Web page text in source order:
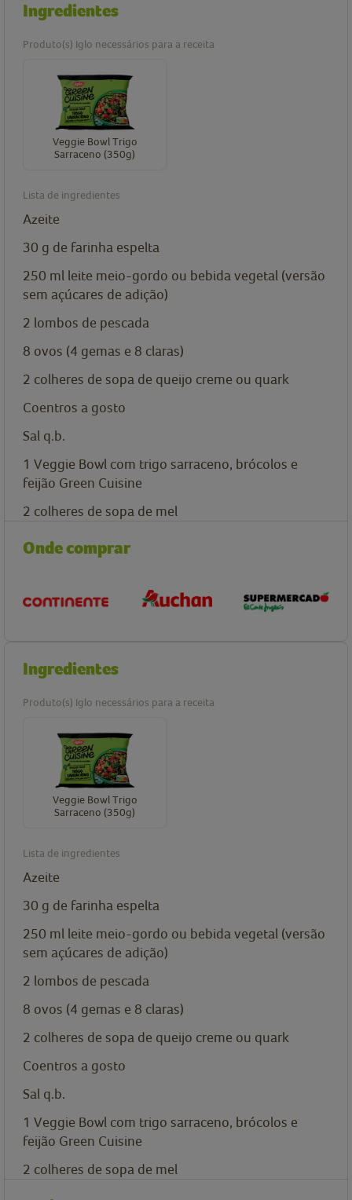
Ingredientes
Produto(s) Iglo necessários para a receita
Veggie Bowl Trigo
Sarraceno (350g)
Lista de ingredientes
Azeite
30 g de farinha espelta
250 ml leite meio-gordo ou bebida vegetal (versão
sem açúcares de adição)
2 lombos de pescada
8 ovos (4 gemas e 8 claras)
2 colheres de sopa de queijo creme ou quark
Coentros a gosto
Sal q.b.
1 Veggie Bowl com trigo sarraceno, brócolos e
feijão Green Cuisine
2 colheres de sopa de mel
Onde comprar
Ingredientes
Produto(s) Iglo necessários para a receita
Veggie Bowl Trigo
Sarraceno (350g)
Lista de ingredientes
Azeite
30 g de farinha espelta
250 ml leite meio-gordo ou bebida vegetal (versão
sem açúcares de adição)
2 lombos de pescada
8 ovos (4 gemas e 8 claras)
2 colheres de sopa de queijo creme ou quark
Coentros a gosto
Sal q.b.
1 Veggie Bowl com trigo sarraceno, brócolos e
feijão Green Cuisine
2 colheres de sopa de mel